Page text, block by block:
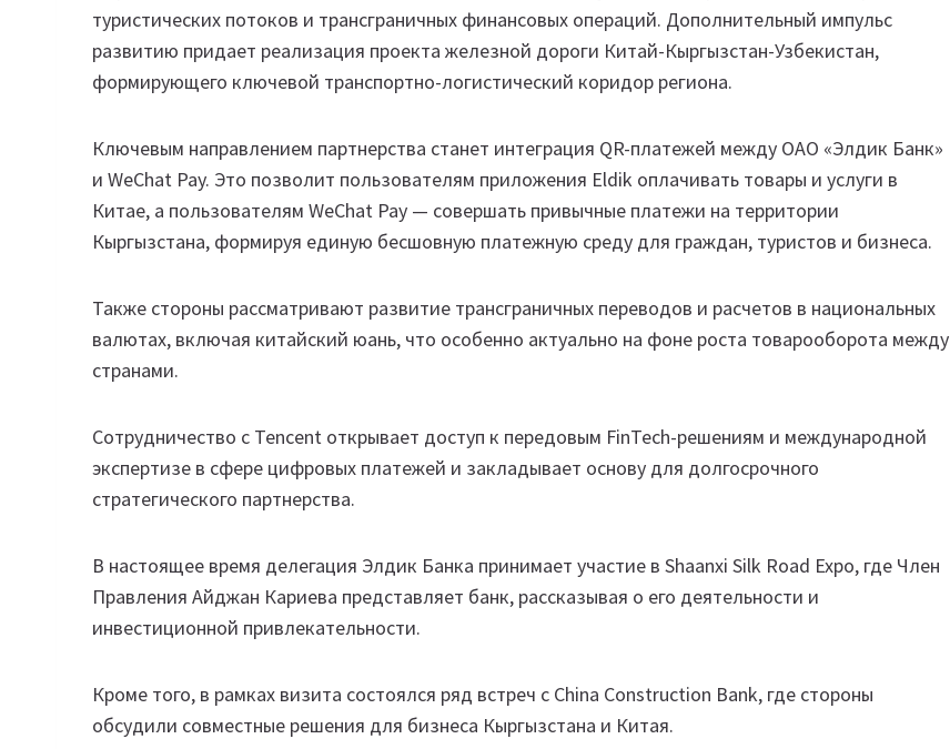
туристических потоков и трансграничных финансовых операций. Дополнительный импульс
развитию придает реализация проекта железной дороги Китай-Кыргызстан-Узбекистан,
формирующего ключевой транспортно-логистический коридор региона.
Ключевым направлением партнерства станет интеграция QR-платежей между ОАО «Элдик Банк»
и WeChat Pay. Это позволит пользователям приложения Eldik оплачивать товары и услуги в
Китае, а пользователям WeChat Pay — совершать привычные платежи на территории
Кыргызстана, формируя единую бесшовную платежную среду для граждан, туристов и бизнеса.
Также стороны рассматривают развитие трансграничных переводов и расчетов в национальных
валютах, включая китайский юань, что особенно актуально на фоне роста товарооборота между
странами.
Сотрудничество с Tencent открывает доступ к передовым FinTech-решениям и международной
экспертизе в сфере цифровых платежей и закладывает основу для долгосрочного
стратегического партнерства.
В настоящее время делегация Элдик Банка принимает участие в Shaanxi Silk Road Expo, где Член
Правления Айджан Кариева представляет банк, рассказывая о его деятельности и
инвестиционной привлекательности.
Кроме того, в рамках визита состоялся ряд встреч с China Construction Bank, где стороны
обсудили совместные решения для бизнеса Кыргызстана и Китая.